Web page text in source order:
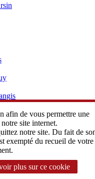
commune
afin de vous permettre une
site internet.
notre site. Du fait de
exempté du recueil de votre
plus sur ce cookie